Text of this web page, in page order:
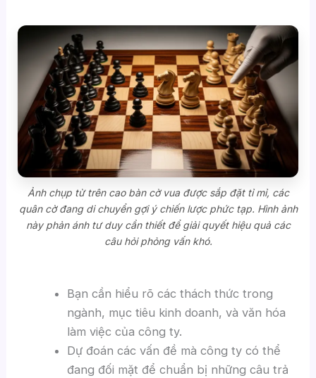
Ảnh chụp từ trên cao bàn cờ vua được sắp đặt tỉ mỉ, các
quân cờ đang di chuyển gợi ý chiến lược phức tạp. Hình ảnh
này phản ánh tư duy cần thiết để giải quyết hiệu quả các
câu hỏi phỏng vấn khó.
Bạn cần hiểu rõ các thách thức trong
ngành, mục tiêu kinh doanh, và văn hóa
làm việc của công ty.
Dự đoán các vấn đề mà công ty có thể
đang đối mặt để chuẩn bị những câu trả